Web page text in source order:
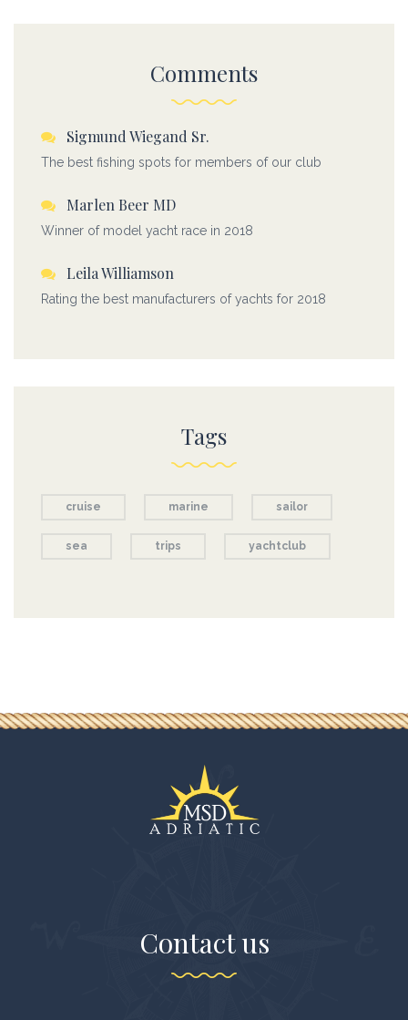
Comments
Sigmund Wiegand Sr.
The best fishing spots for members of our club
Marlen Beer MD
Winner of model yacht race in 2018
Leila Williamson
Rating the best manufacturers of yachts for 2018
Tags
cruise marine sailor
sea trips yachtclub
Contact us